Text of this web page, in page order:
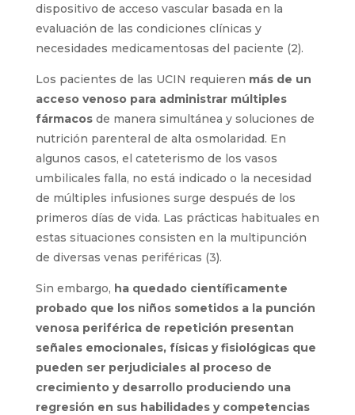
dispositivo de acceso vascular basada en la
evaluación de las condiciones clínicas y
necesidades medicamentosas del paciente (2).
Los pacientes de las UCIN requieren más de un
acceso venoso para administrar múltiples
fármacos de manera simultánea y soluciones de
nutrición parenteral de alta osmolaridad. En
algunos casos, el cateterismo de los vasos
umbilicales falla, no está indicado o la necesidad
de múltiples infusiones surge después de los
primeros días de vida. Las prácticas habituales en
estas situaciones consisten en la multipunción
de diversas venas periféricas (3).
Sin embargo, ha quedado científicamente
probado que los niños sometidos a la punción
venosa periférica de repetición presentan
señales emocionales, físicas y fisiológicas que
pueden ser perjudiciales al proceso de
crecimiento y desarrollo produciendo una
regresión en sus habilidades y competencias